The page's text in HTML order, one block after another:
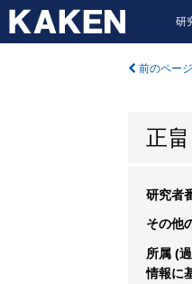
研
前のペー
正
研究者
その他
所属 (
情報に